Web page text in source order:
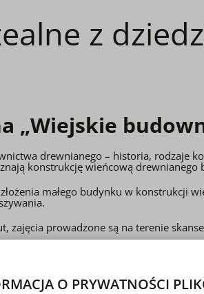
z
„Wiejskie
drewnianego – historia, rodzaje
konstrukcję wieńcową
małego budynku w konstrukcji
zajęcia prowadzone są na terenie
O PRYWATNOŚCI